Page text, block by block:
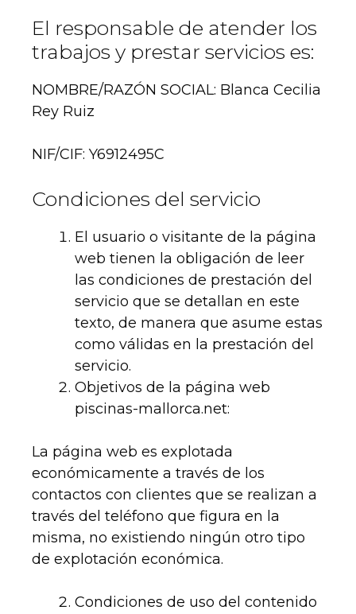
El responsable de atender los
trabajos y prestar servicios es:
NOMBRE/RAZÓN SOCIAL: Blanca Cecilia
Rey Ruiz
NIF/CIF: Y6912495C
Condiciones del servicio
El usuario o visitante de la página
web tienen la obligación de leer
las condiciones de prestación del
servicio que se detallan en este
texto, de manera que asume estas
como válidas en la prestación del
servicio.
Objetivos de la página web
piscinas-mallorca.net:
La página web es explotada
económicamente a través de los
contactos con clientes que se realizan a
través del teléfono que figura en la
misma, no existiendo ningún otro tipo
de explotación económica.
Condiciones de uso del contenido